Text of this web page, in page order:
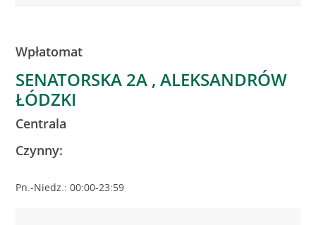
Wpłatomat
SENATORSKA 2A , ALEKSANDRÓW
ŁÓDZKI
Centrala
Czynny:
Pn.-Niedz.: 00:00-23:59